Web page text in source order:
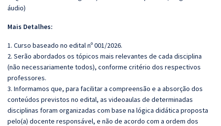
áudio)
Mais Detalhes:
1. Curso baseado no edital nº 001/2026.
2. Serão abordados os tópicos mais relevantes de cada disciplina
(não necessariamente todos), conforme critério dos respectivos
professores.
3. Informamos que, para facilitar a compreensão e a absorção dos
conteúdos previstos no edital, as videoaulas de determinadas
disciplinas foram organizadas com base na lógica didática proposta
pelo(a) docente responsável, e não de acordo com a ordem dos